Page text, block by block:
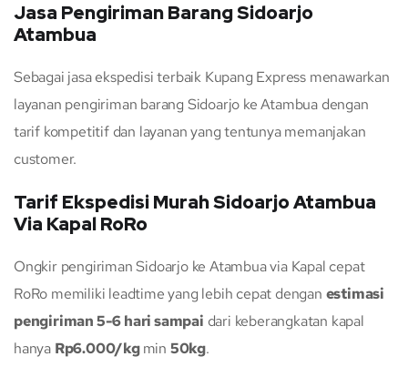
Jasa Pengiriman Barang Sidoarjo
Atambua
Sebagai jasa ekspedisi terbaik Kupang Express menawarkan
layanan pengiriman barang Sidoarjo ke Atambua dengan
tarif kompetitif dan layanan yang tentunya memanjakan
customer.
Tarif Ekspedisi Murah Sidoarjo Atambua
Via Kapal RoRo
Ongkir pengiriman Sidoarjo ke Atambua via Kapal cepat
RoRo memiliki leadtime yang lebih cepat dengan estimasi
pengiriman 5-6 hari sampai dari keberangkatan kapal
hanya Rp6.000/kgmin 50kg.